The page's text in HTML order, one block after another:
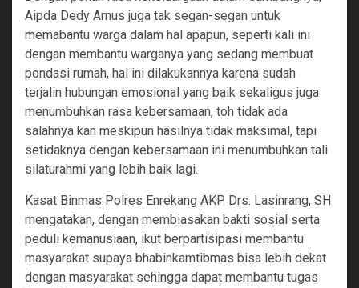
Aipda Dedy Arnus juga tak segan-segan untuk
memabantu warga dalam hal apapun, seperti kali ini
dengan membantu warganya yang sedang membuat
pondasi rumah, hal ini dilakukannya karena sudah
terjalin hubungan emosional yang baik sekaligus juga
menumbuhkan rasa kebersamaan, toh tidak ada
salahnya kan meskipun hasilnya tidak maksimal, tapi
setidaknya dengan kebersamaan ini menumbuhkan tali
silaturahmi yang lebih baik lagi.
Kasat Binmas Polres Enrekang AKP Drs. Lasinrang, SH
mengatakan, dengan membiasakan bakti sosial serta
peduli kemanusiaan, ikut berpartisipasi membantu
masyarakat supaya bhabinkamtibmas bisa lebih dekat
dengan masyarakat sehingga dapat membantu tugas